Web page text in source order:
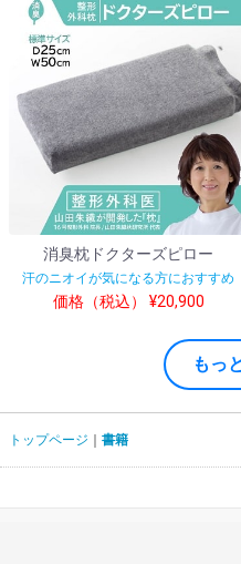
消臭枕ドクターズピロー
汗のニオイが気になる方におすすめ
価格（税込） ¥20,900
もっ
トップページ 書籍